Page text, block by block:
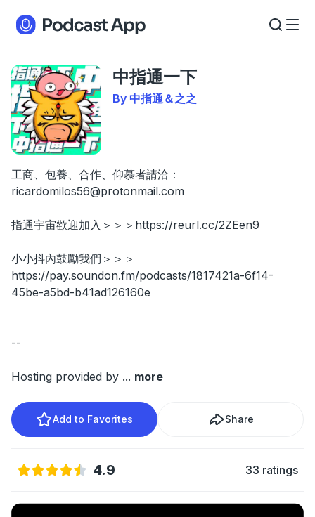
中指通一下
By 中指通＆之之
工商、包養、合作、仰慕者請洽：
ricardomilos56@protonmail.com
指通宇宙歡迎加入＞＞＞https://reurl.cc/2ZEen9
小小抖內鼓勵我們＞＞＞
https://pay.soundon.fm/podcasts/1817421a-6f14-
45be-a5bd-b41ad126160e
--
Hosting provided by ... more
Add to Favorites Share
4.9 33 ratings